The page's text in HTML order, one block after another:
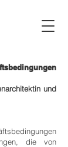
und
die von